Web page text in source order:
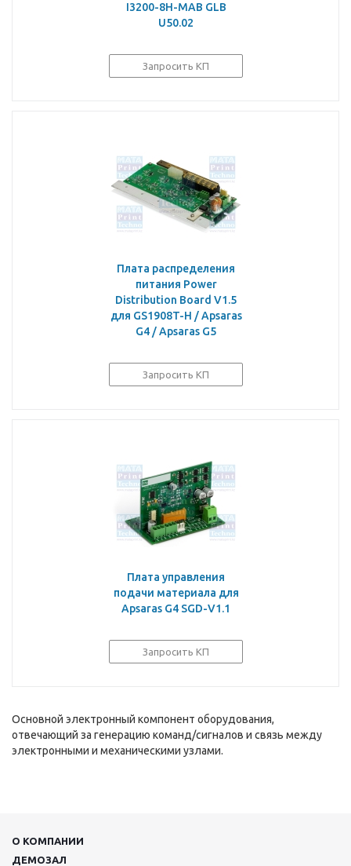
I3200-8H-MAB GLB
U50.02
Запросить КП
Плата распределения
питания Power
Distribution Board V1.5
для GS1908T-H / Apsaras
G4 / Apsaras G5
Запросить КП
Плата управления
подачи материала для
Apsaras G4 SGD-V1.1
Запросить КП
Основной электронный компонент оборудования,
отвечающий за генерацию команд/сигналов и связь между
электронными и механическими узлами.
О КОМПАНИИ
ДЕМОЗАЛ